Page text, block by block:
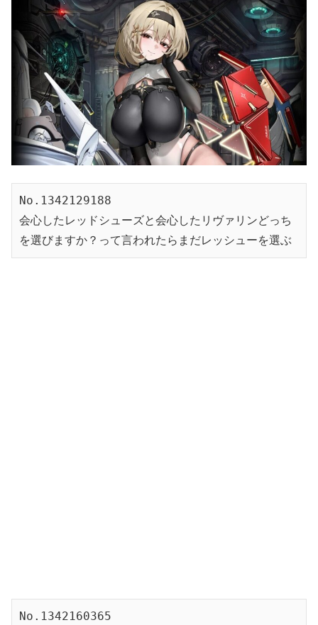
No.1342129188
会心したレッドシューズと会心したリヴァリンどっち
を選びますか？って言われたらまだレッシューを選ぶ
No.1342160365